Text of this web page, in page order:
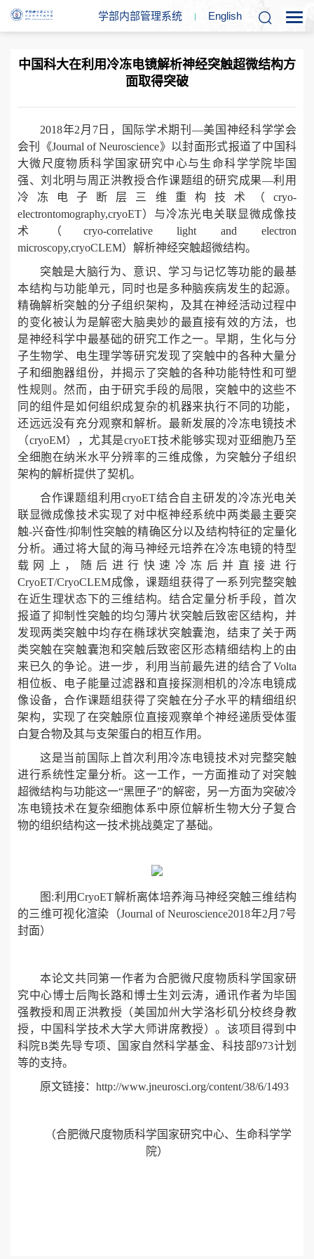
学部内部管理系统 English
中国科大在利用冷冻电镜解析神经突触超微结构方
面取得突破
2018年2月7日，国际学术期刊—美国神经科学学会
会刊《Journal of Neuroscience》以封面形式报道了中国科
大微尺度物质科学国家研究中心与生命科学学院毕国
强、刘北明与周正洪教授合作课题组的研究成果—利用
冷冻电子断层三维重构技术（cryo-
electrontomography,cryoET）与冷冻光电关联显微成像技
术（cryo-correlative light and electron
microscopy,cryoCLEM）解析神经突触超微结构。
突触是大脑行为、意识、学习与记忆等功能的最基
本结构与功能单元，同时也是多种脑疾病发生的起源。
精确解析突触的分子组织架构，及其在神经活动过程中
的变化被认为是解密大脑奥妙的最直接有效的方法，也
是神经科学中最基础的研究工作之一。早期，生化与分
子生物学、电生理学等研究发现了突触中的各种大量分
子和细胞器组份，并揭示了突触的各种功能特性和可塑
性规则。然而，由于研究手段的局限，突触中的这些不
同的组件是如何组织成复杂的机器来执行不同的功能，
还远远没有充分观察和解析。最新发展的冷冻电镜技术
（cryoEM），尤其是cryoET技术能够实现对亚细胞乃至
全细胞在纳米水平分辨率的三维成像，为突触分子组织
架构的解析提供了契机。
合作课题组利用cryoET结合自主研发的冷冻光电关
联显微成像技术实现了对中枢神经系统中两类最主要突
触-兴奋性/抑制性突触的精确区分以及结构特征的定量化
分析。通过将大鼠的海马神经元培养在冷冻电镜的特型
载网上，随后进行快速冷冻后并直接进行
CryoET/CryoCLEM成像，课题组获得了一系列完整突触
在近生理状态下的三维结构。结合定量分析手段，首次
报道了抑制性突触的均匀薄片状突触后致密区结构，并
发现两类突触中均存在椭球状突触囊泡，结束了关于两
类突触在突触囊泡和突触后致密区形态精细结构上的由
来已久的争论。进一步，利用当前最先进的结合了Volta
相位板、电子能量过滤器和直接探测相机的冷冻电镜成
像设备，合作课题组获得了突触在分子水平的精细组织
架构，实现了在突触原位直接观察单个神经递质受体蛋
白复合物及其与支架蛋白的相互作用。
这是当前国际上首次利用冷冻电镜技术对完整突触
进行系统性定量分析。这一工作，一方面推动了对突触
超微结构与功能这一“黑匣子”的解密，另一方面为突破冷
冻电镜技术在复杂细胞体系中原位解析生物大分子复合
物的组织结构这一技术挑战奠定了基础。
图:利用CryoET解析离体培养海马神经突触三维结构
的三维可视化渲染（Journal of Neuroscience2018年2月7号
封面）
本论文共同第一作者为合肥微尺度物质科学国家研
究中心博士后陶长路和博士生刘云涛，通讯作者为毕国
强教授和周正洪教授（美国加州大学洛杉矶分校终身教
授，中国科学技术大学大师讲席教授）。该项目得到中
科院B类先导专项、国家自然科学基金、科技部973计划
等的支持。
原文链接： http://www.jneurosci.org/content/38/6/1493
（合肥微尺度物质科学国家研究中心、生命科学学
院）